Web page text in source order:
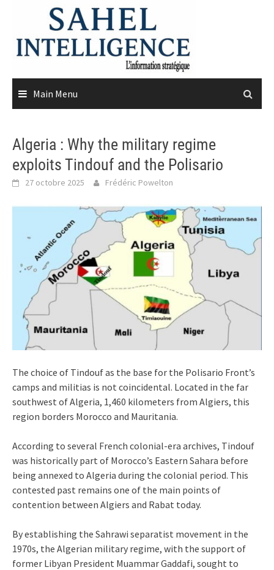
content
Main Menu
Algeria : Why the military regime
exploits Tindouf and the Polisario
27 octobre 2025 Frédéric Powelton
The choice of Tindouf as the base for the Polisario Front’s
camps and militias is not coincidental. Located in the far
southwest of Algeria, 1,460 kilometers from Algiers, this
region borders Morocco and Mauritania.
According to several French colonial-era archives, Tindouf
was historically part of Morocco’s Eastern Sahara before
being annexed to Algeria during the colonial period. This
contested past remains one of the main points of
contention between Algiers and Rabat today.
By establishing the Sahrawi separatist movement in the
1970s, the Algerian military regime, with the support of
former Libyan President Muammar Gaddafi, sought to